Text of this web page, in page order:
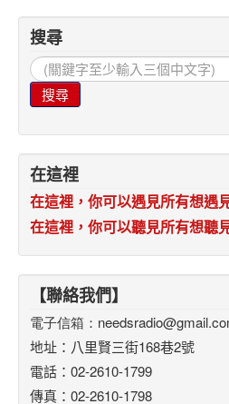
搜尋
搜
尋...
搜尋
在這裡
在這裡，你可以遇見所有想遇
在這裡，你可以聽見所有想聽
【聯絡我們】
電子信箱：
地址：八里賢三街168巷2號
電話：02-2610-1799
傳真：02-2610-1798